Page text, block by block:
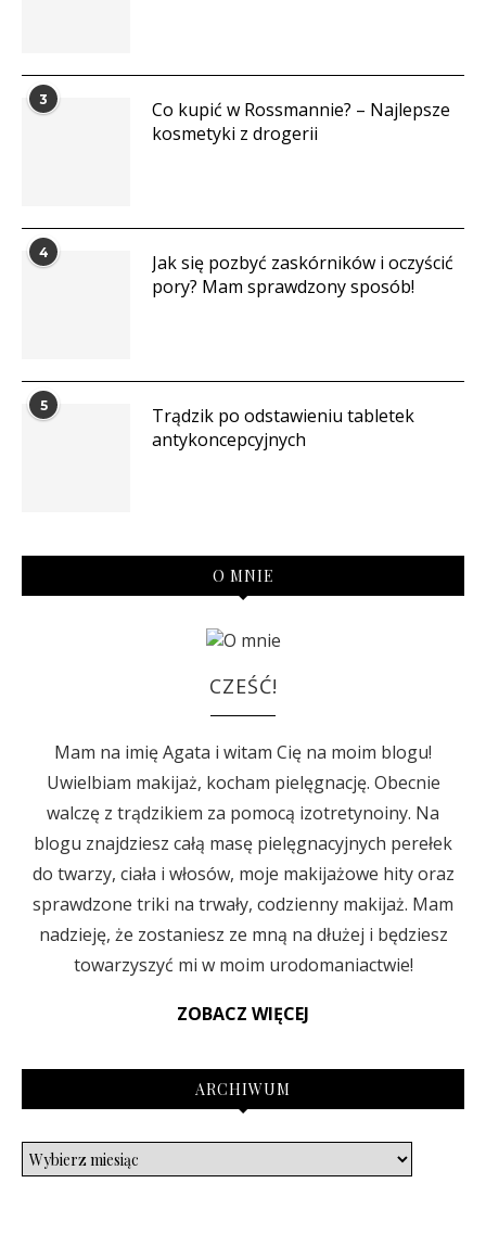
3
Co kupić w Rossmannie? – Najlepsze
kosmetyki z drogerii
4
Jak się pozbyć zaskórników i oczyścić
pory? Mam sprawdzony sposób!
5
Trądzik po odstawieniu tabletek
antykoncepcyjnych
O MNIE
CZEŚĆ!
Mam na imię Agata i witam Cię na moim blogu!
Uwielbiam makijaż, kocham pielęgnację. Obecnie
walczę z trądzikiem za pomocą izotretynoiny. Na
blogu znajdziesz całą masę pielęgnacyjnych perełek
do twarzy, ciała i włosów, moje makijażowe hity oraz
sprawdzone triki na trwały, codzienny makijaż. Mam
nadzieję, że zostaniesz ze mną na dłużej i będziesz
towarzyszyć mi w moim urodomaniactwie!
ZOBACZ WIĘCEJ
ARCHIWUM